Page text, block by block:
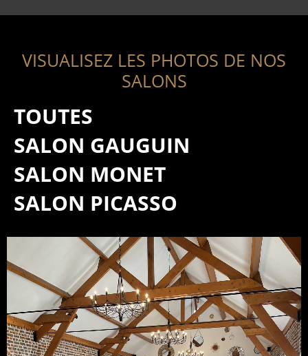
VISUALISEZ LES PHOTOS DE NOS
SALONS
TOUTES
SALON GAUGUIN
SALON MONET
SALON PICASSO